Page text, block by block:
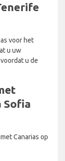
voor het
u uw
u de
Sofia
Canarias op